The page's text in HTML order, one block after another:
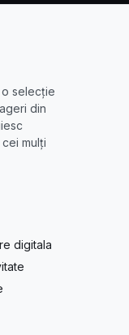
o selecție
din
mulți
digitala